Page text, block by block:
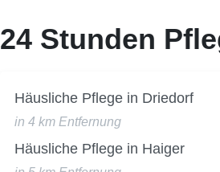
24 Stunden
Häusliche Pflege in Driedorf
in 4 km Entfernung
Häusliche Pflege in Haiger